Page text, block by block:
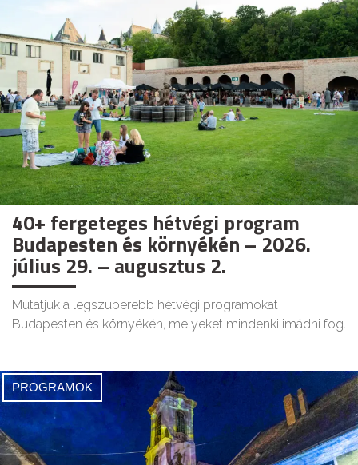
40+ fergeteges hétvégi program
Budapesten és környékén – 2026.
július 29. – augusztus 2.
Mutatjuk a legszuperebb hétvégi programokat
Budapesten és környékén, melyeket mindenki imádni fog.
PROGRAMOK